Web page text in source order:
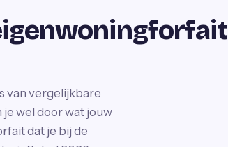
van vergelijkbare
wel door wat jouw
dat je bij de